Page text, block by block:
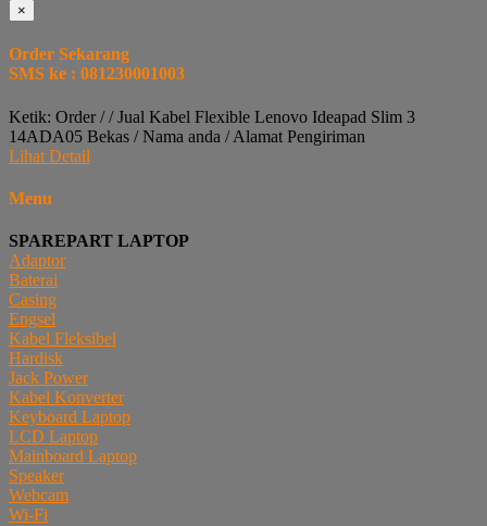
×
Order Sekarang
SMS ke : 081230001003
Ketik: Order / / Jual Kabel Flexible Lenovo Ideapad Slim 3
14ADA05 Bekas / Nama anda / Alamat Pengiriman
Lihat Detail
Menu
SPAREPART LAPTOP
Adaptor
Baterai
Casing
Engsel
Kabel Fleksibel
Hardisk
Jack Power
Kabel Konverter
Keyboard Laptop
LCD Laptop
Mainboard Laptop
Speaker
Webcam
Wi-Fi